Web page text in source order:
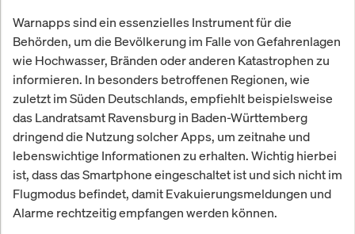
Warnapps sind ein essenzielles Instrument für die
Behörden, um die Bevölkerung im Falle von Gefahrenlagen
wie Hochwasser, Bränden oder anderen Katastrophen zu
informieren. In besonders betroffenen Regionen, wie
zuletzt im Süden Deutschlands, empfiehlt beispielsweise
das Landratsamt Ravensburg in Baden-Württemberg
dringend die Nutzung solcher Apps, um zeitnahe und
lebenswichtige Informationen zu erhalten. Wichtig hierbei
ist, dass das Smartphone eingeschaltet ist und sich nicht im
Flugmodus befindet, damit Evakuierungsmeldungen und
Alarme rechtzeitig empfangen werden können.